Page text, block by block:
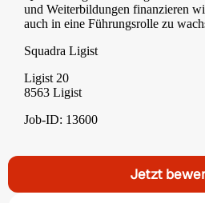
und Weiterbildungen finanzieren
auch in eine Führungsrolle zu
Squadra Ligist
Ligist 20
8563 Ligist
Job-ID: 13600
Jetzt